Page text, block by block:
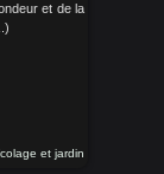
et de la
et jardin